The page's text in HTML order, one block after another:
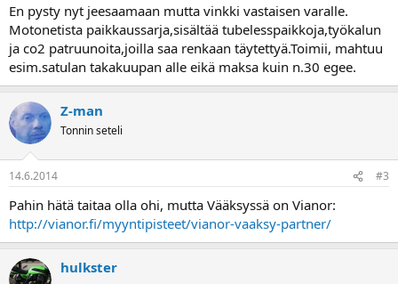
En pysty nyt jeesaamaan mutta vinkki vastaisen varalle.
Motonetista paikkaussarja,sisältää tubelesspaikkoja,työkalun
ja co2 patruunoita,joilla saa renkaan täytettyä.Toimii, mahtuu
esim.satulan takakuupan alle eikä maksa kuin n.30 egee.
Z-man
Tonnin seteli
14.6.2014 #3
Pahin hätä taitaa olla ohi, mutta Vääksyssä on Vianor:
http://vianor.fi/myyntipisteet/vianor-vaaksy-partner/
hulkster